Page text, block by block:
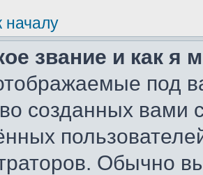
началу
звание и как я
под
созданных
Обычно